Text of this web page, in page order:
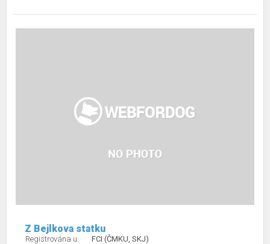
Z Bejlkova statku
Registrována u:
FCI (ČMKU, SKJ)